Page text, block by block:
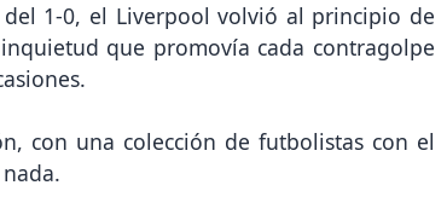
1-0, el Liverpool volvió al principio de
que promovía cada contragolpe
con una colección de futbolistas con el